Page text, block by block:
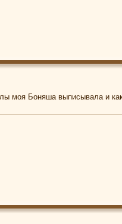
моя Боняша выписывала и